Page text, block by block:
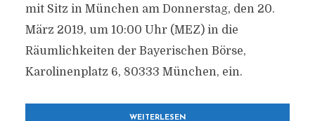
mit Sitz in München am Donnerstag, den 20.
März 2019, um 10:00 Uhr (MEZ) in die
Räumlichkeiten der Bayerischen Börse,
Karolinenplatz 6, 80333 München, ein.
WEITERLESEN